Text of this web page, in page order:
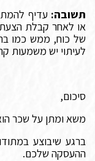
תשובה: עדיף
או לאחר קבלת
של כוח, ממש כמו
לעיתוי יש משמעות
סיכום,
משא ומתן על שכר
ברגע שיבוצע
ההעסקה שלכם.